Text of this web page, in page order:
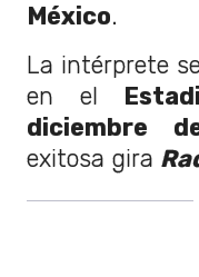
México.
La intérprete
en el
diciembre
exitosa gira